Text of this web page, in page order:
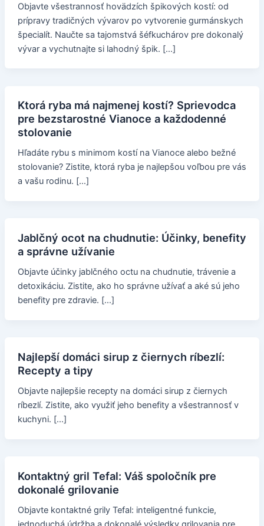
Objavte všestrannosť hovädzích špikových kostí: od
prípravy tradičných vývarov po vytvorenie gurmánskych
špecialít. Naučte sa tajomstvá šéfkuchárov pre dokonalý
vývar a vychutnajte si lahodný špik. […]
Ktorá ryba má najmenej kostí? Sprievodca
pre bezstarostné Vianoce a každodenné
stolovanie
Hľadáte rybu s minimom kostí na Vianoce alebo bežné
stolovanie? Zistite, ktorá ryba je najlepšou voľbou pre vás
a vašu rodinu. […]
Jablčný ocot na chudnutie: Účinky, benefity
a správne užívanie
Objavte účinky jablčného octu na chudnutie, trávenie a
detoxikáciu. Zistite, ako ho správne užívať a aké sú jeho
benefity pre zdravie. […]
Najlepší domáci sirup z čiernych ríbezlí:
Recepty a tipy
Objavte najlepšie recepty na domáci sirup z čiernych
ríbezlí. Zistite, ako využiť jeho benefity a všestrannosť v
kuchyni. […]
Kontaktný gril Tefal: Váš spoločník pre
dokonalé grilovanie
Objavte kontaktné grily Tefal: inteligentné funkcie,